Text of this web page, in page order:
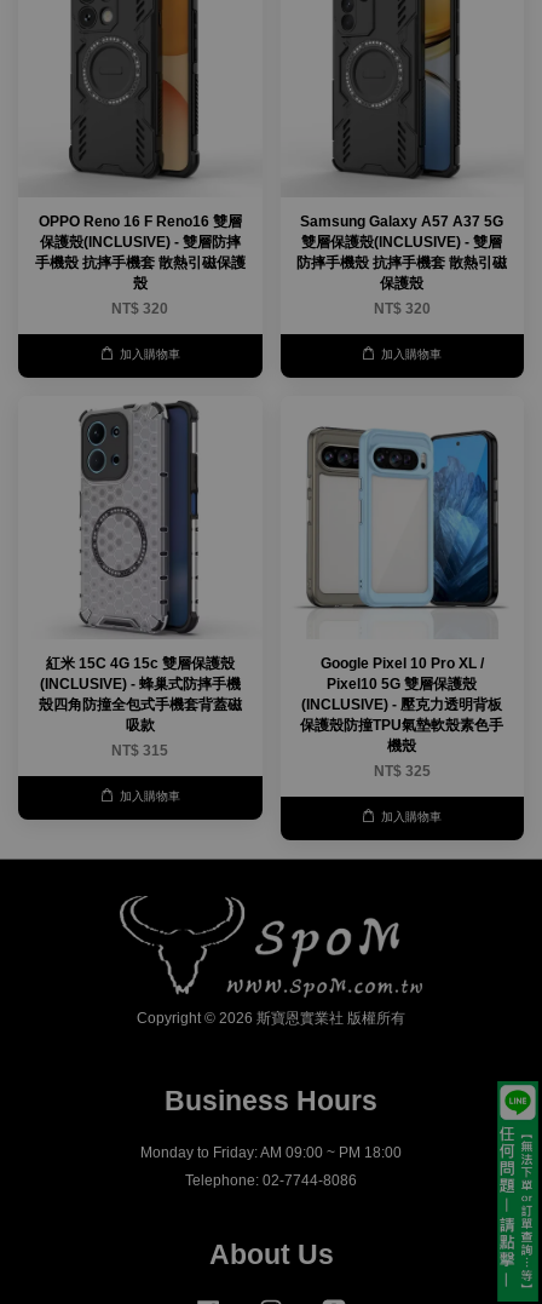
OPPO Reno 16 F Reno16 雙層
保護殼(INCLUSIVE) - 雙層防摔
手機殼 抗摔手機套 散熱引磁保護
殼
NT$ 320
加入購物車
Samsung Galaxy A57 A37 5G
雙層保護殼(INCLUSIVE) - 雙層
防摔手機殼 抗摔手機套 散熱引磁
保護殼
NT$ 320
加入購物車
紅米 15C 4G 15c 雙層保護殼
(INCLUSIVE) - 蜂巢式防摔手機
殼四角防撞全包式手機套背蓋磁
吸款
NT$ 315
加入購物車
Google Pixel 10 Pro XL /
Pixel10 5G 雙層保護殼
(INCLUSIVE) - 壓克力透明背板
保護殼防撞TPU氣墊軟殼素色手
機殼
NT$ 325
加入購物車
Copyright © 2026 斯寶恩實業社 版權所有
Business Hours
Monday to Friday: AM 09:00 ~ PM 18:00
Telephone: 02-7744-8086
About Us